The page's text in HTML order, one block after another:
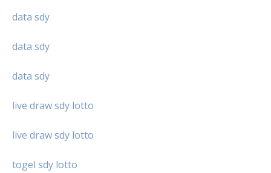
data sdy
data sdy
data sdy
live draw sdy lotto
live draw sdy lotto
togel sdy lotto